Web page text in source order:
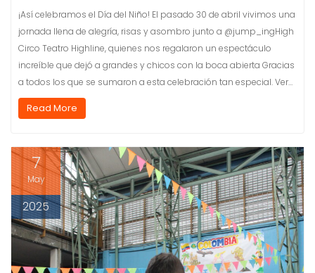
¡Así celebramos el Día del Niño! El pasado 30 de abril vivimos una
jornada llena de alegría, risas y asombro junto a @jump_ingHigh
Circo Teatro Highline, quienes nos regalaron un espectáculo
increíble que dejó a grandes y chicos con la boca abierta Gracias
a todos los que se sumaron a esta celebración tan especial. Ver…
Read More
7
May
2025